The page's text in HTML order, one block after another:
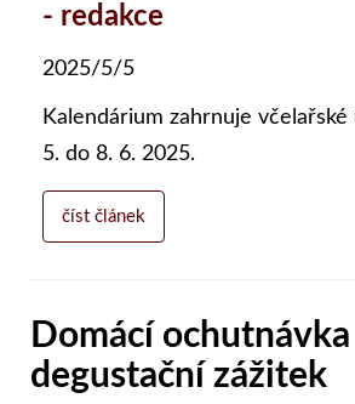
- redakce
2025/5/5
Kalendárium zahrnuje
5. do 8. 6. 2025.
číst článek
Domácí
degustační zážitek